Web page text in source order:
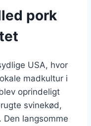
pork
USA, hvor
madkultur i
oprindeligt
svinekød,
langsomme